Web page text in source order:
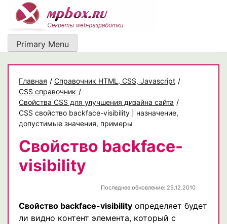
content
Primary Menu
Главная / Cправочник HTML, CSS, Javascript /
CSS справочник /
Свойства CSS для улучшения дизайна сайта /
CSS свойство backface-visibility | назначение,
допустимые значения, примеры
Свойство backface-
visibility
Последнее обновление: 29.12.2010
Свойство backface-visibility определяет будет
ли видно контент элемента, который с